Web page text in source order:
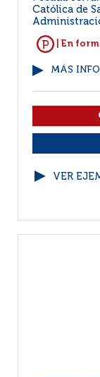
Católica de
| En
MÁS
VER